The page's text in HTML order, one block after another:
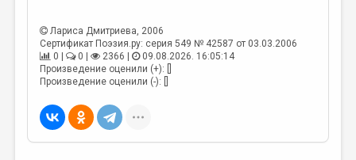
Лариса Дмитриева, 2006
Сертификат Поэзия.ру: серия 549 № 42587 от 03.03.2006
0 |
0 | 2366 |
09.08.2026. 16:05:14
Произведение оценили (+): []
Произведение оценили (-): []